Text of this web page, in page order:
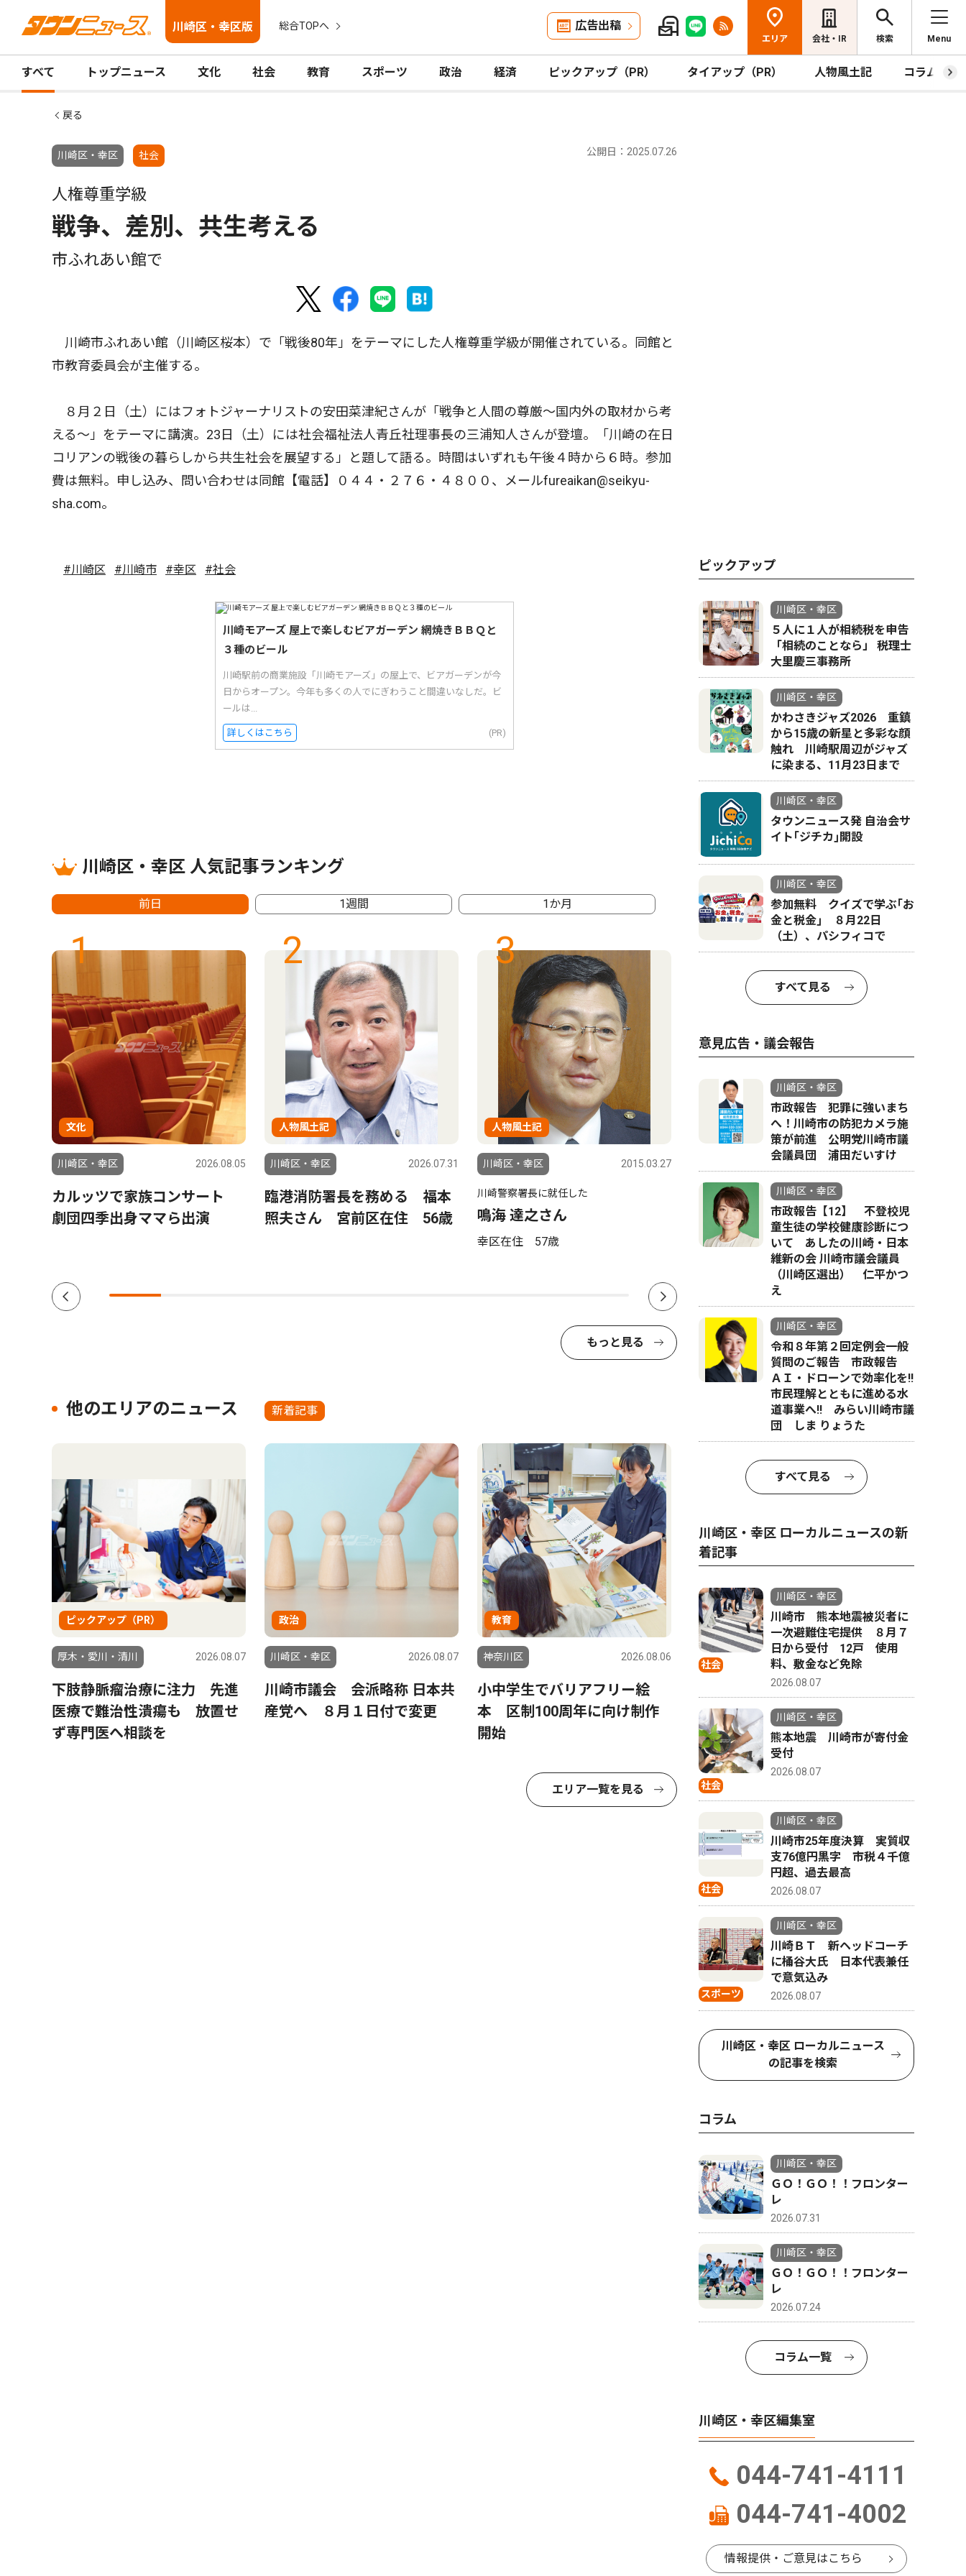
川崎区・幸区版 総合TOPへ 広告出稿
エリア 会社・IR 検索 Menu
すべて トップニュース 文化 社会 教育 スポーツ 政治 経済 ピックアップ（PR） タイアップ（PR） 人物風土記 コラム
戻る
川崎区・幸区 社会 公開日：2025.07.26
人権尊重学級
戦争、差別、共生考える
市ふれあい館で
川崎市ふれあい館（川崎区桜本）で「戦後80年」をテーマにした人権尊重学級が開催されている。同館と
市教育委員会が主催する。
８月２日（土）にはフォトジャーナリストの安田菜津紀さんが「戦争と人間の尊厳〜国内外の取材から考
える〜」をテーマに講演。23日（土）には社会福祉法人青丘社理事長の三浦知人さんが登壇。「川崎の在日
コリアンの戦後の暮らしから共生社会を展望する」と題して語る。時間はいずれも午後４時から６時。参加
費は無料。申し込み、問い合わせは同館【電話】０４４・２７６・４８００、メールfureaikan@seikyu-
sha.com。
#川崎区 #川崎市 #幸区 #社会
川崎モアーズ 屋上で楽しむビアガーデン 網焼きＢＢＱと
３種のビール
川崎駅前の商業施設「川崎モアーズ」の屋上で、ビアガーデンが今
日からオープン。今年も多くの人でにぎわうこと間違いなしだ。ビ
ールは...
詳しくはこちら (PR)
川崎区・幸区 人気記事ランキング
前日 1週間 1か月
1
文化
川崎区・幸区 2026.08.05
カルッツで家族コンサート
劇団四季出身ママら出演
2
人物風土記
川崎区・幸区 2026.07.31
臨港消防署長を務める 福本
照夫さん 宮前区在住 56歳
3
人物風土記
川崎区・幸区 2015.03.27
川崎警察署長に就任した
鳴海 達之さん
幸区在住 57歳
4
ピックアップ（PR）
2026.07.31
かわさきジャズ2026 重鎮か
ら15歳の新星と多彩な顔触
れ 川崎駅周辺がジャズに染
まる、11月23日まで
Ｅで、夏
もっと見る
他のエリアのニュース 新着記事
ピックアップ（PR）
厚木・愛川・清川 2026.08.07
下肢静脈瘤治療に注力 先進
医療で難治性潰瘍も 放置せ
ず専門医へ相談を
政治
川崎区・幸区 2026.08.07
川崎市議会 会派略称 日本共
産党へ ８月１日付で変更
教育
神奈川区 2026.08.06
小中学生でバリアフリー絵
本 区制100周年に向け制作
開始
エリア一覧を見る
ピックアップ
川崎区・幸区
５人に１人が相続税を申告
「相続のことなら」 税理士
大里慶三事務所
川崎区・幸区
かわさきジャズ2026 重鎮
から15歳の新星と多彩な顔
触れ 川崎駅周辺がジャズ
に染まる、11月23日まで
川崎区・幸区
タウンニュース発 自治会サ
イト｢ジチカ｣開設
川崎区・幸区
参加無料 クイズで学ぶ｢お
金と税金｣ ８月22日
（土）、パシフィコで
すべて見る
意見広告・議会報告
川崎区・幸区
市政報告 犯罪に強いまち
へ！川崎市の防犯カメラ施
策が前進 公明党川崎市議
会議員団 浦田だいすけ
川崎区・幸区
市政報告【12】 不登校児
童生徒の学校健康診断につ
いて あしたの川崎・日本
維新の会 川崎市議会議員
（川崎区選出） 仁平かつ
え
川崎区・幸区
令和８年第２回定例会一般
質問のご報告 市政報告
ＡＩ・ドローンで効率化を!!
市民理解とともに進める水
道事業へ!! みらい川崎市議
団 しま りょうた
すべて見る
川崎区・幸区 ローカルニュースの新
着記事
社会
川崎区・幸区
川崎市 熊本地震被災者に
一次避難住宅提供 ８月７
日から受付 12戸 使用
料、敷金など免除
2026.08.07
社会
川崎区・幸区
熊本地震 川崎市が寄付金
受付
2026.08.07
社会
川崎区・幸区
川崎市25年度決算 実質収
支76億円黒字 市税４千億
円超、過去最高
2026.08.07
スポーツ
川崎区・幸区
川崎ＢＴ 新ヘッドコーチ
に桶谷大氏 日本代表兼任
で意気込み
2026.08.07
川崎区・幸区 ローカルニュース
の記事を検索
コラム
川崎区・幸区
ＧＯ！ＧＯ！！フロンター
レ
2026.07.31
川崎区・幸区
ＧＯ！ＧＯ！！フロンター
レ
2026.07.24
コラム一覧
川崎区・幸区編集室
044-741-4111
044-741-4002
情報提供・ご意見はこちら